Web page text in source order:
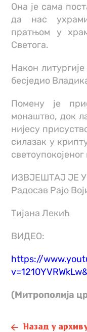
Она је сама
да нас
пратњом у
Светога.
Након
бесједио
Помену је
монаштво, док
нијесу
силазак у
ИЗВЈЕШТАЈ ЈЕ
Радосав Рајо
Тијана Лекић
ВИДЕО:
https://
(Митрополија
Назад у